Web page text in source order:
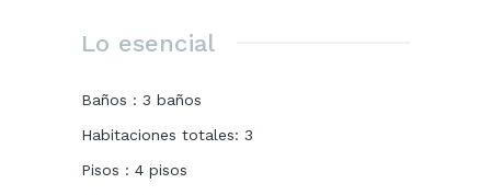
Lo esencial
Baños : 3 baños
Habitaciones totales: 3
Pisos : 4 pisos